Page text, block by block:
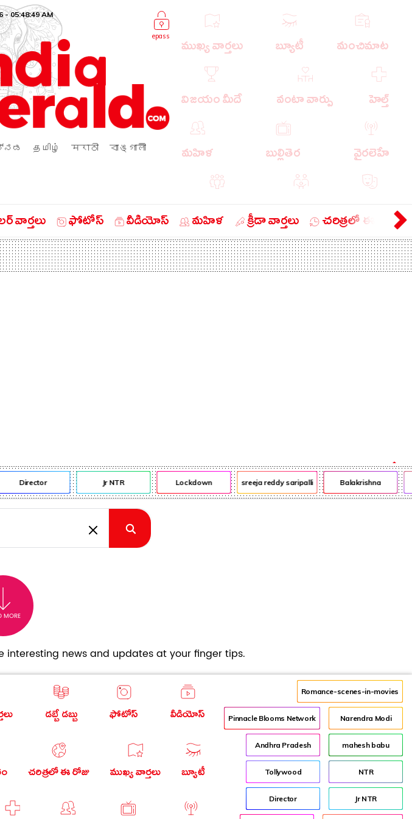
epass
- 05:48:49 AM
தமிழ் मराठी
বাঙ্গালী
ముఖ్య వార్తలు బ్యూటీ మంచిమాట
విజయం మీదే వంటా వార్పు హెల్త్
మహిళ బుల్లితెర వైరలెహే
పాపులర్ వార్తలు
బిజినెస్ ఎడ్యుకేషన్ లైఫ్ స్టైల్
వార్తలు ఫోటోస్ వీడియోస్ మహిళ క్రీడా వార్తలు చరిత్రలో ఈ రోజు
Director Jr NTR Lockdown sreeja reddy saripalli Balakrishna
MORE
news and updates at your finger tips.
డబ్బే డబ్బు ఫోటోస్ వీడియోస్
చరిత్రలో ఈ రోజు ముఖ్య వార్తలు బ్యూటీ
Romance-scenes-in-movies
Pinnacle Blooms Network Narendra Modi
Andhra Pradesh mahesh babu
Tollywood NTR
Director Jr NTR